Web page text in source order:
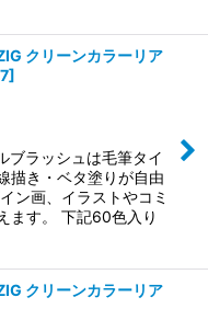
クリーンカラーリア
]
ブラッシュは毛筆タイ
描き・ベタ塗りが自由
ン画、イラストやコミ
ます。 下記60色入り
クリーンカラーリア